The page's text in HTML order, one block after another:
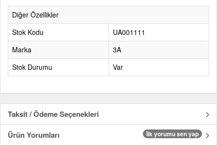
Diğer Özellikler
Stok Kodu
UA001111
Marka
3A
Stok Durumu
Var
Taksit / Ödeme Seçenekleri
Ürün Yorumları
İlk yorumu sen yap